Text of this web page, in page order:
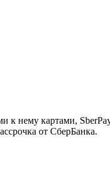
нему картами,
от СберБанка.